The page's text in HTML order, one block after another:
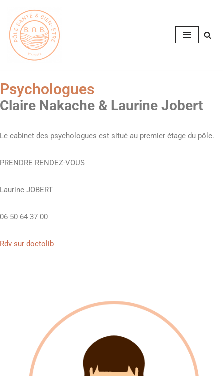
Aller
au
contenu
Psychologues
Claire Nakache & Laurine Jobert
Le cabinet des psychologues est situé au premier étage du pôle.
PRENDRE RENDEZ-VOUS
Laurine JOBERT
06 50 64 37 00
Rdv sur doctolib